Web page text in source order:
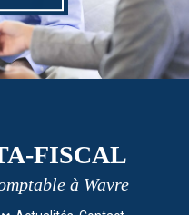
FISCAL
à Wavre